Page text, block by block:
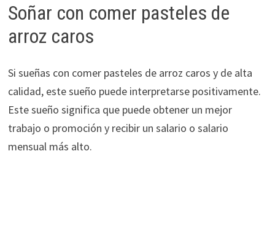
Soñar con comer pasteles de
arroz caros
Si sueñas con comer pasteles de arroz caros y de alta
calidad, este sueño puede interpretarse positivamente.
Este sueño significa que puede obtener un mejor
trabajo o promoción y recibir un salario o salario
mensual más alto.